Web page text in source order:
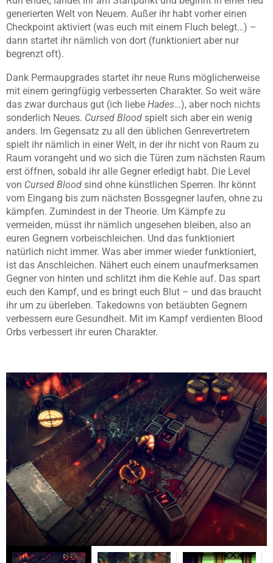
generierten Welt von Neuem. Außer ihr habt vorher einen
Checkpoint aktiviert (was euch mit einem Fluch belegt…) –
dann startet ihr nämlich von dort (funktioniert aber nur
begrenzt oft).
Dank Permaupgrades startet ihr neue Runs möglicherweise
mit einem geringfügig verbesserten Charakter. So weit wäre
das zwar durchaus gut (ich liebe Hades…), aber noch nichts
sonderlich Neues. Cursed Blood spielt sich aber ein wenig
anders. Im Gegensatz zu all den üblichen Genrevertretern
spielt ihr nämlich in einer Welt, in der ihr nicht von Raum zu
Raum vorangeht und wo sich die Türen zum nächsten Raum
erst öffnen, sobald ihr alle Gegner erledigt habt. Die Level
von Cursed Blood sind ohne künstlichen Sperren. Ihr könnt
vom Eingang bis zum nächsten Bossgegner laufen, ohne zu
kämpfen. Zumindest in der Theorie. Um Kämpfe zu
vermeiden, müsst ihr nämlich ungesehen bleiben, also an
euren Gegnern vorbeischleichen. Und das funktioniert
natürlich nicht immer. Was aber immer wieder funktioniert,
ist das Anschleichen. Nähert euch einem unaufmerksamen
Gegner von hinten und schlitzt ihm die Kehle auf. Das spart
euch den Kampf, und es bringt euch Blut – und das braucht
ihr um zu überleben. Takedowns von betäubten Gegnern
verbessern eure Gesundheit. Mit im Kampf verdienten Blood
Orbs verbessert ihr euren Charakter.